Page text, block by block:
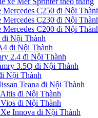
Mercedes C250 đi Nội
Mercedes C230 đi Nội
Mercedes C200 đi Nội
đi Nội Thành
đi Nội Thành
2.4 đi Nội Thành
3.5Q đi Nội Thành
Nội Thành
Teana đi Nội Thành
đi Nội Thành
đi Nội Thành
Innova đi Nội Thành